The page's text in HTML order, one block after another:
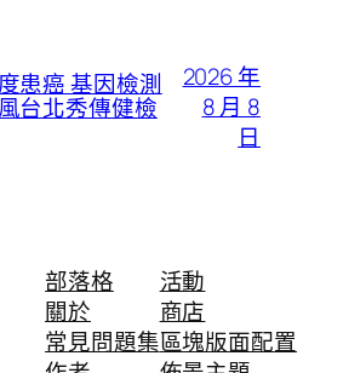
患癌 基因檢測
台北秀傳健檢
2026 年
8 月 8
日
部落格
關於
常見問題集
活動
商店
區塊版面配置